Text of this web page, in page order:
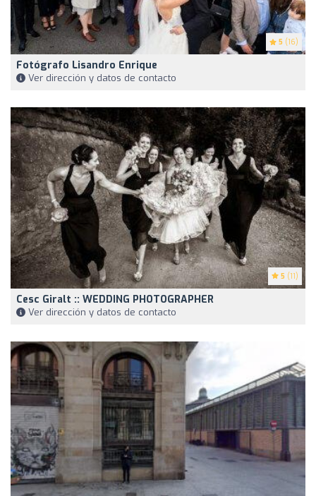
5 (16)
Fotógrafo Lisandro Enrique
Ver dirección y datos de contacto
5 (11)
Cesc Giralt :: WEDDING PHOTOGRAPHER
Ver dirección y datos de contacto